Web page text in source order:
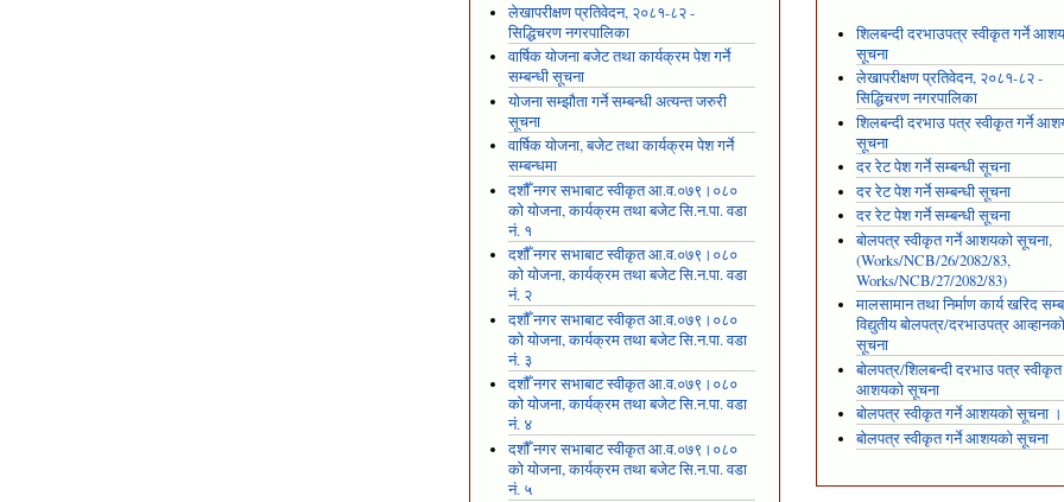
लेखापरीक्षण प्रतिवेदन, २०८१-८२ -
सिद्धिचरण नगरपालिका
वार्षिक योजना बजेट तथा कार्यक्रम पेश गर्ने
सम्बन्धी सूचना
योजना सम्झौता गर्ने सम्बन्धी अत्यन्त जरुरी
सूचना
वार्षिक योजना, बजेट तथा कार्यक्रम पेश गर्ने
सम्बन्धमा
दशौँ नगर सभाबाट स्वीकृत आ.व.०७९।०८०
को योजना, कार्यक्रम तथा बजेट सि.न.पा. वडा
नं. १
दशौँ नगर सभाबाट स्वीकृत आ.व.०७९।०८०
को योजना, कार्यक्रम तथा बजेट सि.न.पा. वडा
नं. २
दशौँ नगर सभाबाट स्वीकृत आ.व.०७९।०८०
को योजना, कार्यक्रम तथा बजेट सि.न.पा. वडा
नं. ३
दशौँ नगर सभाबाट स्वीकृत आ.व.०७९।०८०
को योजना, कार्यक्रम तथा बजेट सि.न.पा. वडा
नं. ४
दशौँ नगर सभाबाट स्वीकृत आ.व.०७९।०८०
को योजना, कार्यक्रम तथा बजेट सि.न.पा. वडा
नं. ५
शिलबन्दी दरभाउपत्र स्वीकृत गर्ने
सूचना
लेखापरीक्षण प्रतिवेदन, २०८१-८२ -
सिद्धिचरण नगरपालिका
शिलबन्दी दरभाउ पत्र स्वीकृत गर्ने
सूचना
दर रेट पेश गर्ने सम्बन्धी सूचना
दर रेट पेश गर्ने सम्बन्धी सूचना
दर रेट पेश गर्ने सम्बन्धी सूचना
बोलपत्र स्वीकृत गर्ने आशयको सूचना,
(Works/NCB/26/2082/83,
Works/NCB/27/2082/83)
मालसामान तथा निर्माण कार्य खरिद
विद्युतीय बोलपत्र/दरभाउपत्र आव्हानको
सूचना
बोलपत्र/शिलबन्दी दरभाउ पत्र स्वीकृत
आशयको सूचना
बोलपत्र स्वीकृत गर्ने आशयको सूचना ।
बोलपत्र स्वीकृत गर्ने आशयको सूचना